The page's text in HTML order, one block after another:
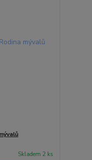
Skladem 2 ks